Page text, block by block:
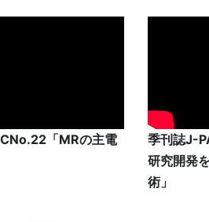
「MRの主電
季刊誌J-
研究開発
術」